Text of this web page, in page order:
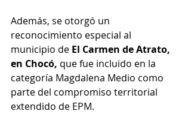
Además, se otorgó un
reconocimiento especial al
municipio de El Carmen de Atrato,
en Chocó, que fue incluido en la
categoría Magdalena Medio como
parte del compromiso territorial
extendido de EPM.